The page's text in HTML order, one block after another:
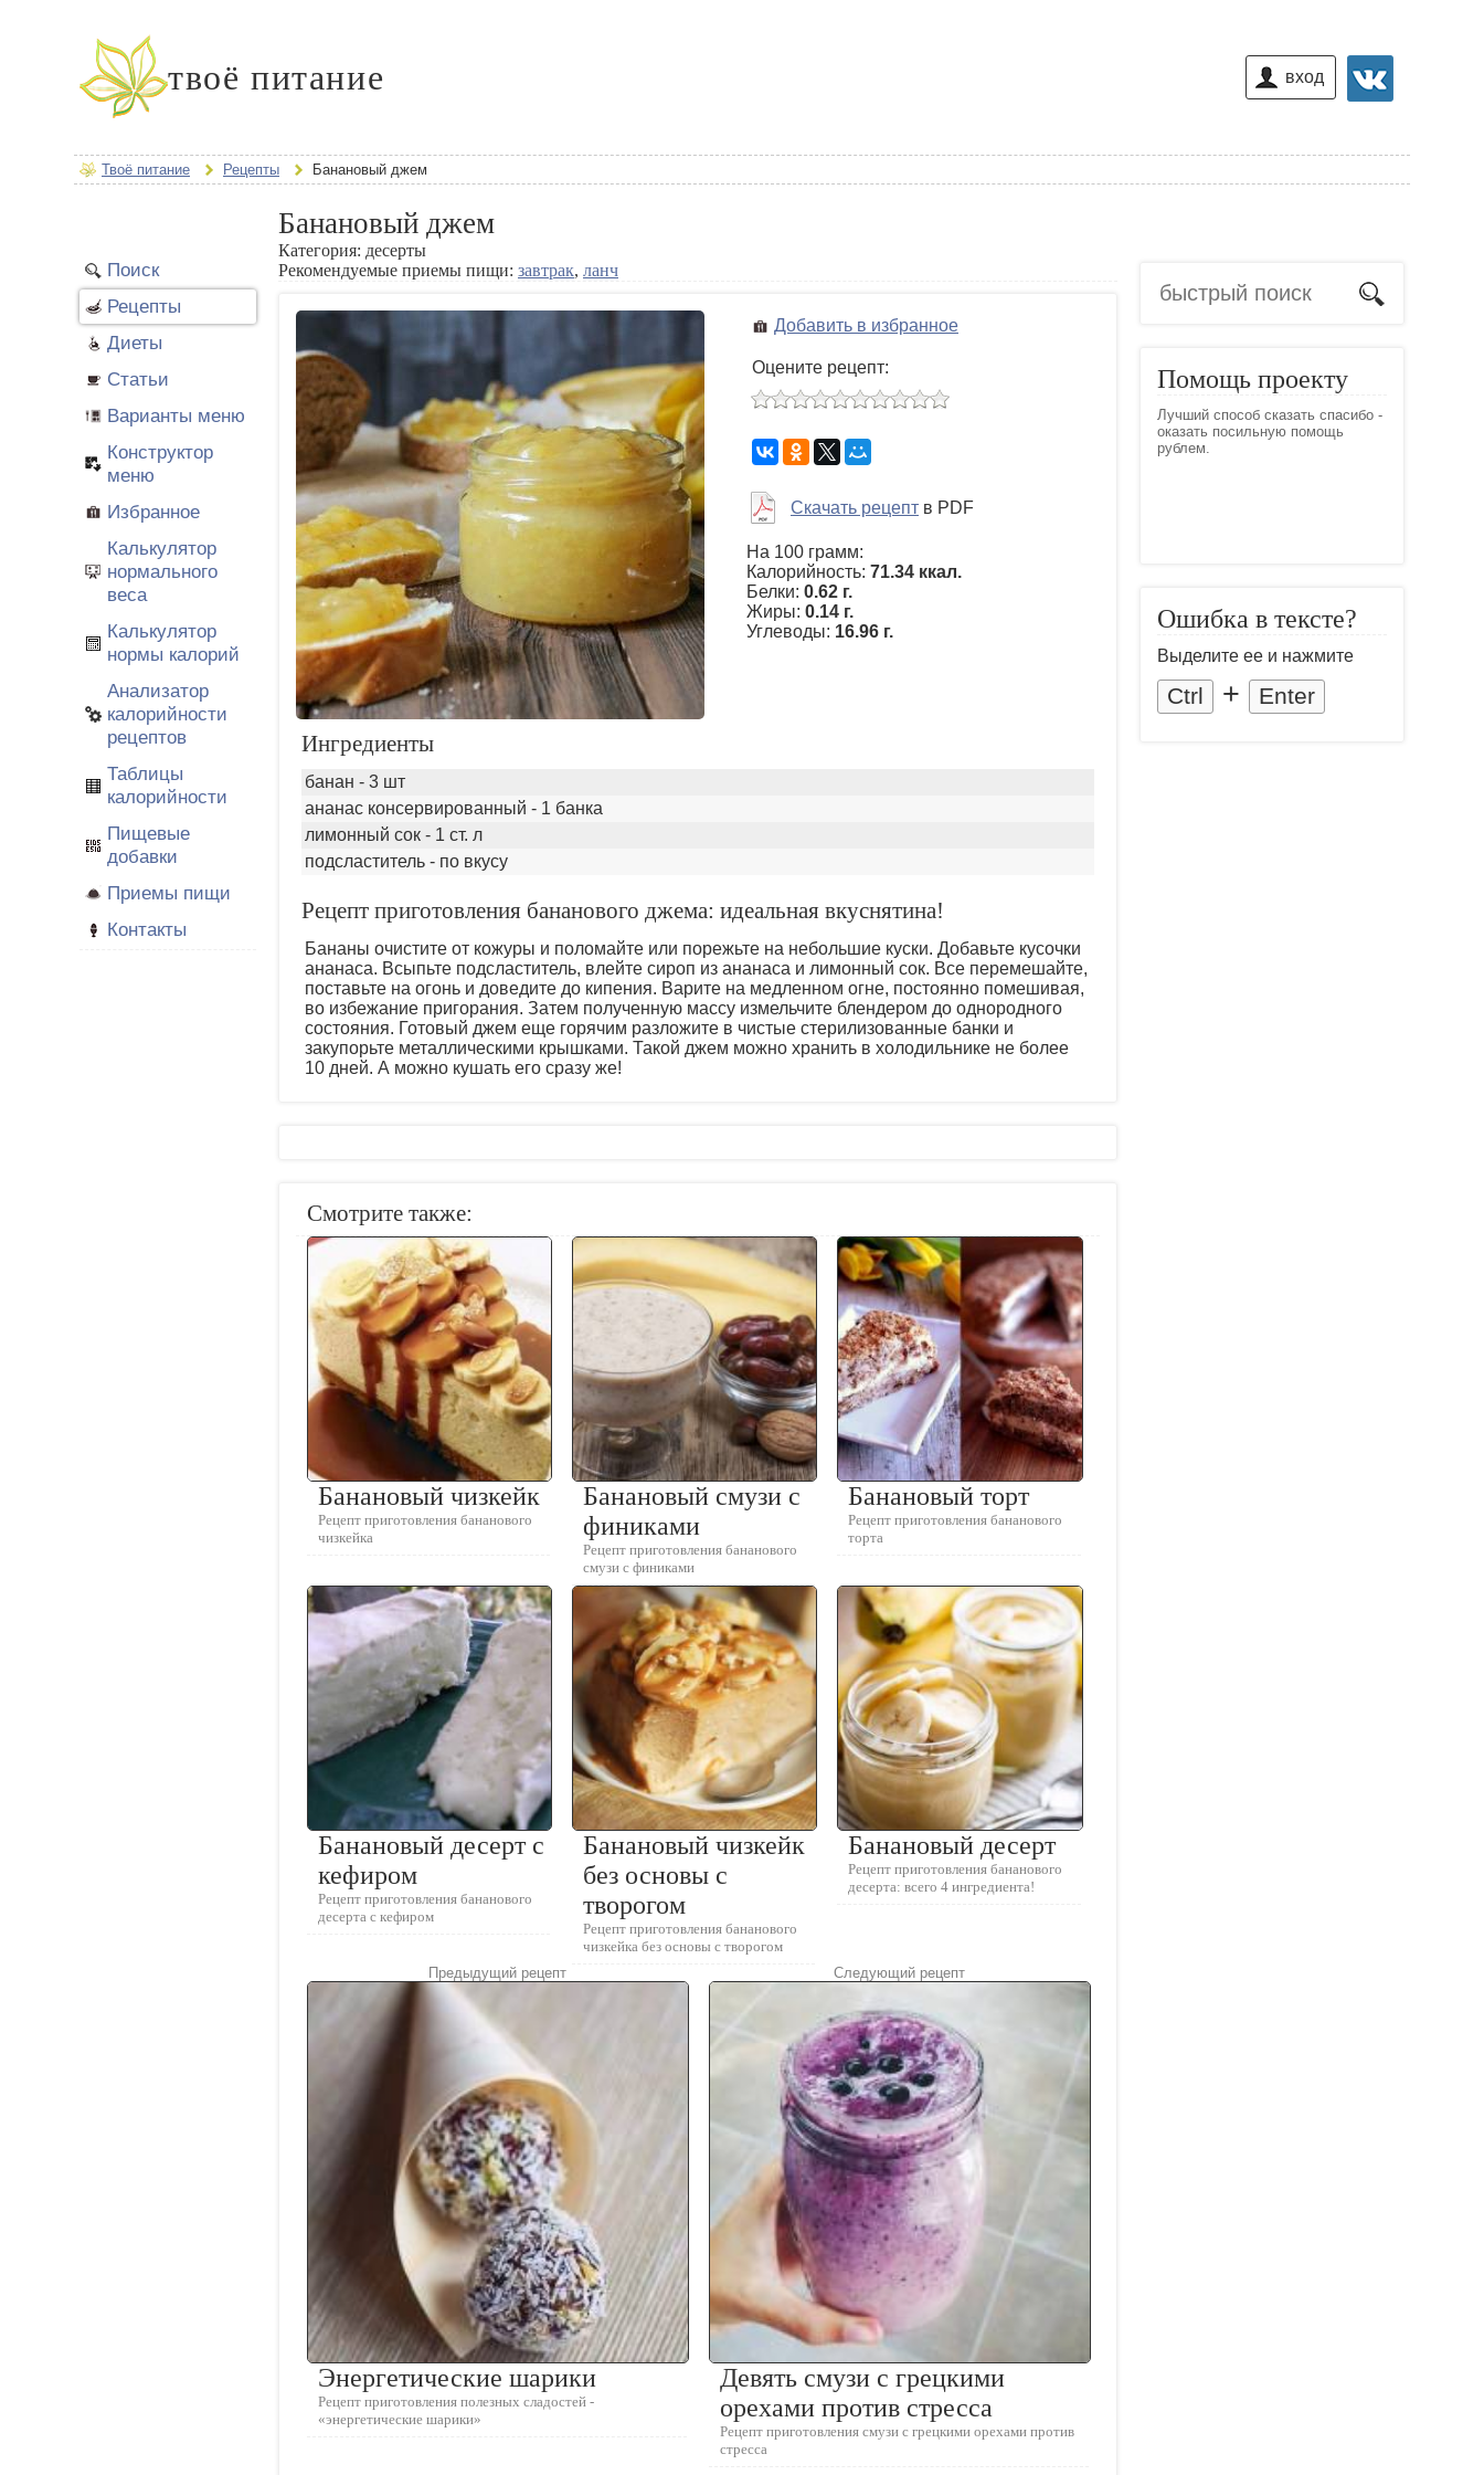
твоё питание вход
Твоё питание Рецепты Банановый джем
Поиск
Рецепты
Диеты
Статьи
Варианты меню
Конструктор
меню
Избранное
Калькулятор
нормального
веса
Калькулятор
нормы калорий
Анализатор
калорийности
рецептов
Таблицы
калорийности
Пищевые
добавки
Приемы пищи
Контакты
Банановый джем
Категория: десерты
Рекомендуемые приемы пищи: завтрак, ланч
Добавить в избранное
Оцените рецепт:
Скачать рецепт в PDF
На 100 грамм:
Калорийность: 71.34 ккал.
Белки: 0.62 г.
Жиры: 0.14 г.
Углеводы: 16.96 г.
Ингредиенты
банан - 3 шт
ананас консервированный - 1 банка
лимонный сок - 1 ст. л
подсластитель - по вкусу
Рецепт приготовления бананового джема: идеальная вкуснятина!
Бананы очистите от кожуры и поломайте или порежьте на небольшие куски. Добавьте кусочки
ананаса. Всыпьте подсластитель, влейте сироп из ананаса и лимонный сок. Все перемешайте,
поставьте на огонь и доведите до кипения. Варите на медленном огне, постоянно помешивая,
во избежание пригорания. Затем полученную массу измельчите блендером до однородного
состояния. Готовый джем еще горячим разложите в чистые стерилизованные банки и
закупорьте металлическими крышками. Такой джем можно хранить в холодильнике не более
10 дней. А можно кушать его сразу же!
Смотрите также:
Банановый чизкейк
Рецепт приготовления бананового
чизкейка
Банановый смузи с
финиками
Рецепт приготовления бананового
смузи с финиками
Банановый торт
Рецепт приготовления бананового
торта
Банановый десерт с
кефиром
Рецепт приготовления бананового
десерта с кефиром
Банановый чизкейк
без основы с
творогом
Рецепт приготовления бананового
чизкейка без основы с творогом
Банановый десерт
Рецепт приготовления бананового
десерта: всего 4 ингредиента!
Предыдущий рецепт
Энергетические шарики
Рецепт приготовления полезных сладостей -
«энергетические шарики»
Следующий рецепт
Девять смузи с грецкими
орехами против стресса
Рецепт приготовления смузи с грецкими орехами против
стресса
Помощь проекту
Лучший способ сказать спасибо -
оказать посильную помощь
рублем.
Ошибка в тексте?
Выделите ее и нажмите
Ctrl + Enter